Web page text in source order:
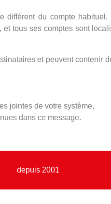
différent du compte
tous ses comptes sont
et peuvent contenir
jointes de votre système,
dans ce message.
depuis 2001